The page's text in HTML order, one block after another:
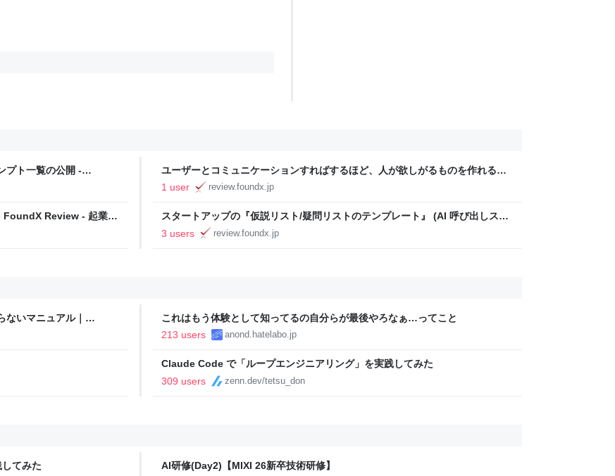
プト一覧の公開 -
ウハウ情報
ユーザーとコミュニケーションすればするほど、人が欲しがるものを作れるチ
ャンスは高まる (Product Hunt - Ryan Hoover) - FoundX Review - 起業家と
スタートアップのためのノウハウ情報
1 user review.foundx.jp
Review - 起業家
スタートアップの『仮説リスト/疑問リストのテンプレート』 (AI 呼び出しスク
リプト付き) - FoundX Review - 起業家とスタートアップのためのノウハウ情
3 users review.foundx.jp
いマニュアル｜
これはもう体験として知ってるの自分らが最後やろなぁ…ってこと
213 users
anond.hatelabo.jp
Claude Code で「ループエンジニアリング」を実践してみた
309 users
zenn.dev/tetsu_don
てみた
AI研修(Day2)【MIXI 26新卒技術研修】